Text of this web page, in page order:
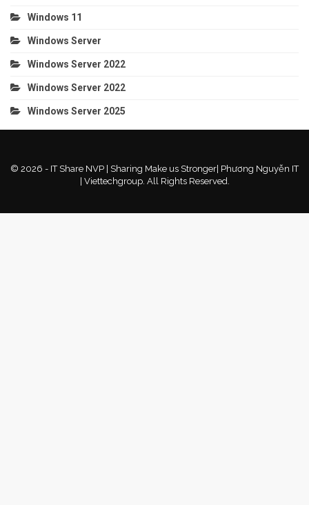
Windows 11
Windows Server
Windows Server 2022
Windows Server 2022
Windows Server 2025
© 2026 - IT Share NVP | Sharing Make us Stronger| Phương Nguyễn IT
| Viettechgroup. All Rights Reserved.